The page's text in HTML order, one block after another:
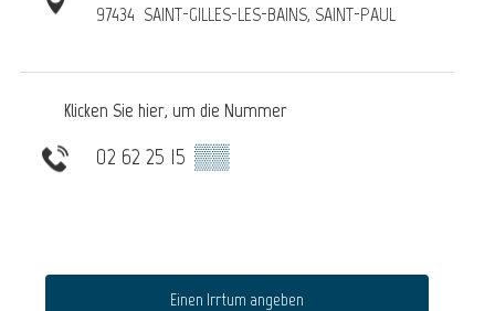
97434 SAINT-GILLES-LES-BAINS, SAINT-PAUL
Klicken Sie hier, um die Nummer
02 62 25 15 ▒▒
Einen Irrtum angeben